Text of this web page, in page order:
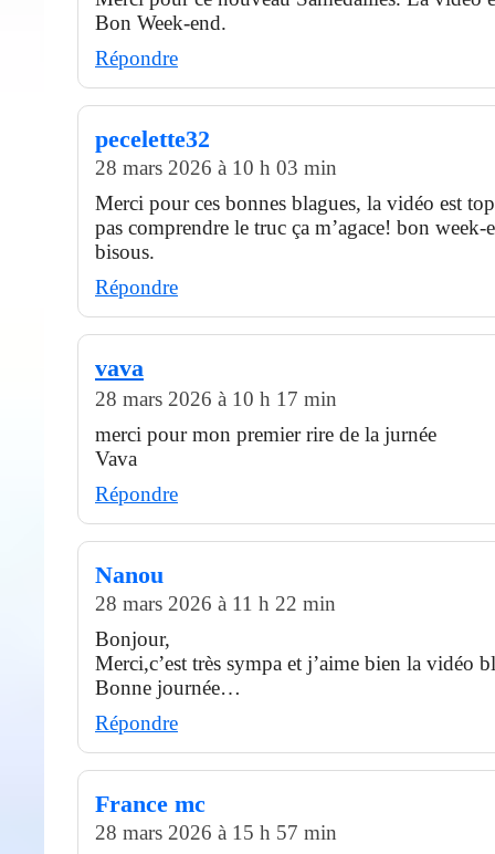
Bon Week-end.
Répondre
pecelette32
28 mars 2026 à 10 h 03 min
Merci pour ces bonnes blagues, la vidéo est
pas comprendre le truc ça m’agace! bon week-
bisous.
Répondre
vava
28 mars 2026 à 10 h 17 min
merci pour mon premier rire de la jurnée
Vava
Répondre
Nanou
28 mars 2026 à 11 h 22 min
Bonjour,
Merci,c’est très sympa et j’aime bien la vidéo
Bonne journée…
Répondre
France mc
28 mars 2026 à 15 h 57 min